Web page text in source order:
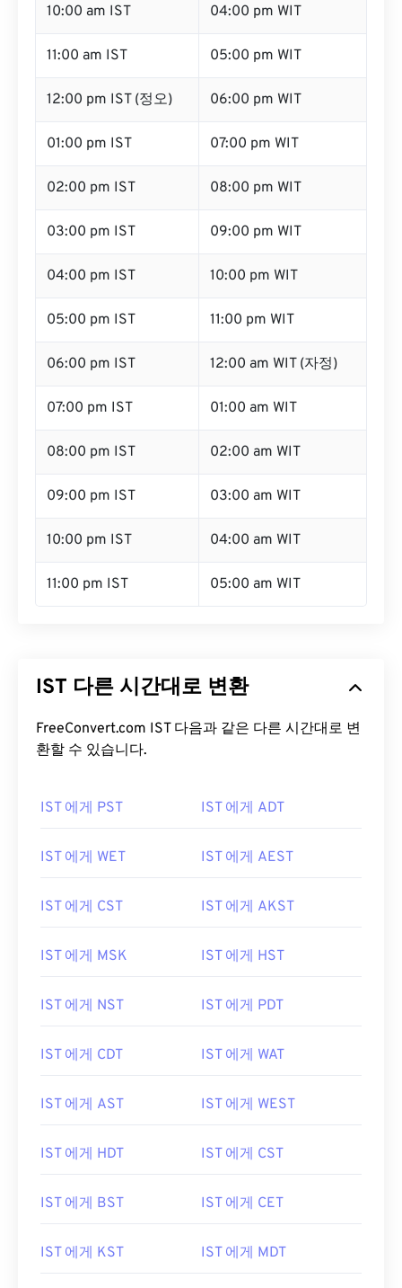
10:00 am IST 04:00 pm WIT
11:00 am IST 05:00 pm WIT
12:00 pm IST (정오) 06:00 pm WIT
01:00 pm IST 07:00 pm WIT
02:00 pm IST 08:00 pm WIT
03:00 pm IST 09:00 pm WIT
04:00 pm IST 10:00 pm WIT
05:00 pm IST 11:00 pm WIT
06:00 pm IST 12:00 am WIT (자정)
07:00 pm IST 01:00 am WIT
08:00 pm IST 02:00 am WIT
09:00 pm IST 03:00 am WIT
10:00 pm IST 04:00 am WIT
11:00 pm IST 05:00 am WIT
IST 다른 시간대로 변환
FreeConvert.com IST 다음과 같은 다른 시간대로 변
환할 수 있습니다.
IST 에게 PST IST 에게 ADT
IST 에게 WET IST 에게 AEST
IST 에게 CST IST 에게 AKST
IST 에게 MSK IST 에게 HST
IST 에게 NST IST 에게 PDT
IST 에게 CDT IST 에게 WAT
IST 에게 AST IST 에게 WEST
IST 에게 HDT IST 에게 CST
IST 에게 BST IST 에게 CET
IST 에게 KST IST 에게 MDT